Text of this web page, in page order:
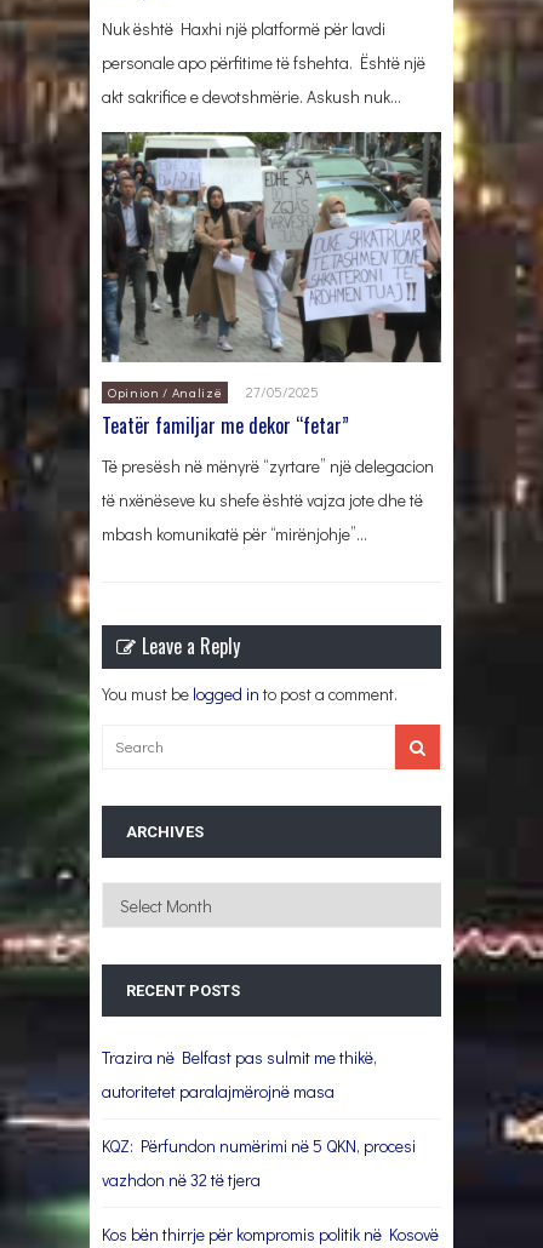
Nuk është Haxhi një platformë për lavdi
personale apo përfitime të fshehta. Është një
akt sakrifice e devotshmërie. Askush nuk…
Opinion / Analizë 27/05/2025
Teatër familjar me dekor “fetar”
Të presësh në mënyrë “zyrtare” një delegacion
të nxënëseve ku shefe është vajza jote dhe të
mbash komunikatë për “mirënjohje”…
Leave a Reply
You must be logged in to post a comment.
ARCHIVES
Archives
RECENT POSTS
Trazira në Belfast pas sulmit me thikë,
autoritetet paralajmërojnë masa
KQZ: Përfundon numërimi në 5 QKN, procesi
vazhdon në 32 të tjera
Kos bën thirrje për kompromis politik në Kosovë